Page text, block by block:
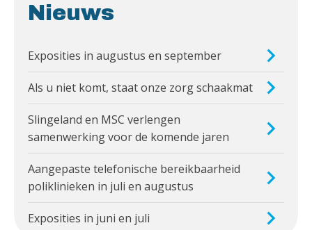
Nieuws
Exposities in augustus en september
Als u niet komt, staat onze zorg schaakmat
Slingeland en MSC verlengen
samenwerking voor de komende jaren
Aangepaste telefonische bereikbaarheid
poliklinieken in juli en augustus
Exposities in juni en juli